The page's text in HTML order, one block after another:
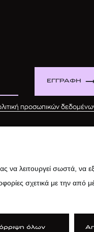
ΕΓΓΡΑΦΗ
προσωπικών
λειτουργεί σωστά, να
σχετικά με την
όλων